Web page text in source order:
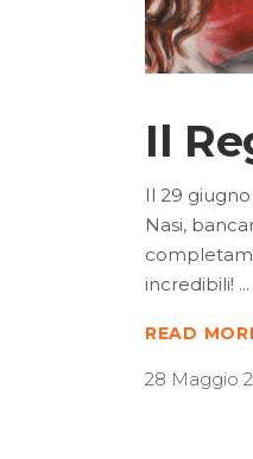
Il
Il 29
Nasi,
incredibili!
READ
28 Maggio